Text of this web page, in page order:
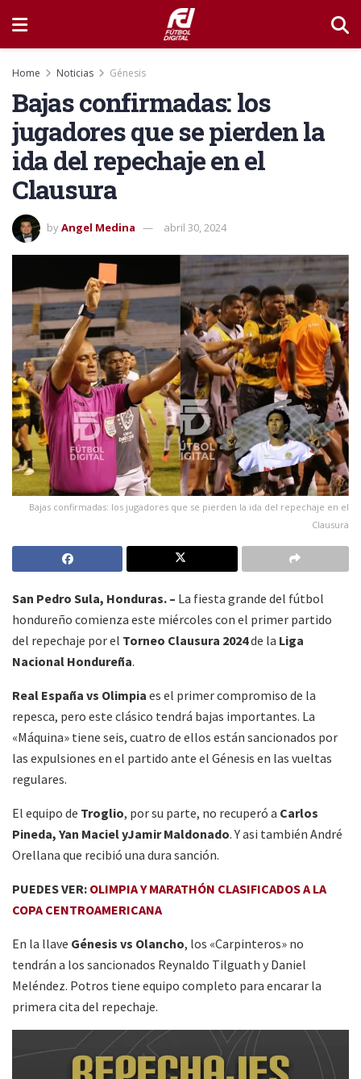
Home Noticias Génesis
Bajas confirmadas: los
jugadores que se pierden la
ida del repechaje en el
Clausura
byAngel Medina abril 30, 2024
Bajas confirmadas: los jugadores que se pierden la ida del repechaje en el
Clausura
San Pedro Sula, Honduras. – La fiesta grande del fútbol
hondureño comienza este miércoles con el primer partido
del repechaje por el Torneo Clausura 2024de la Liga
Nacional Hondureña.
Real España vs Olimpia es el primer compromiso de la
repesca, pero este clásico tendrá bajas importantes. La
«Máquina» tiene seis, cuatro de ellos están sancionados por
las expulsiones en el partido ante el Génesis en las vueltas
regulares.
El equipo de Troglio, por su parte, no recuperó a Carlos
Pineda, Yan Maciel yJamir Maldonado. Y asi también André
Orellana que recibió una dura sanción.
PUEDES VER: OLIMPIA Y MARATHÓN CLASIFICADOS A LA
COPA CENTROAMERICANA
En la llave Génesis vs Olancho, los «Carpinteros» no
tendrán a los sancionados Reynaldo Tilguath y Daniel
Meléndez. Potros tiene equipo completo para encarar la
primera cita del repechaje.